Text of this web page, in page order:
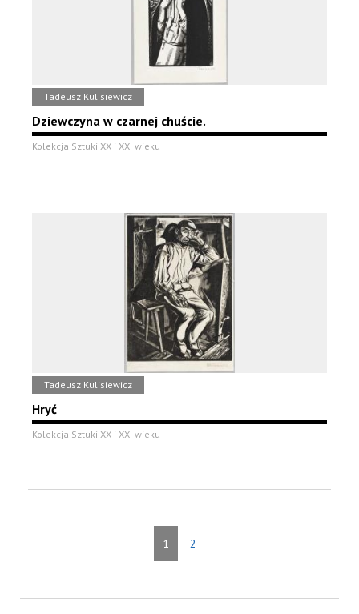
Tadeusz Kulisiewicz
Dziewczyna w czarnej chuście.
Kolekcja Sztuki XX i XXI wieku
Tadeusz Kulisiewicz
Hryć
Kolekcja Sztuki XX i XXI wieku
1 2